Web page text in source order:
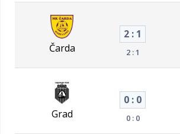
Čarda
2 : 1
2 : 1
Grad
0 : 0
0 : 0